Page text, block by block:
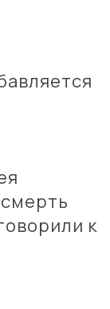
к